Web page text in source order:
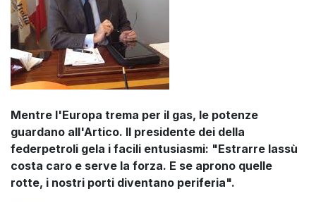
Mentre l'Europa trema per il gas, le potenze
guardano all'Artico. Il presidente dei della
federpetroli gela i facili entusiasmi: "Estrarre lassù
costa caro e serve la forza. E se aprono quelle
rotte, i nostri porti diventano periferia".